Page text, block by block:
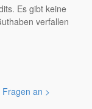
Es gibt keine
verfallen
an >